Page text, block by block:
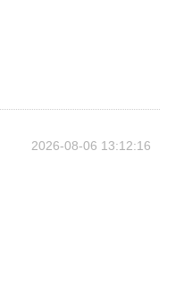
2026-08-06 13:12:16